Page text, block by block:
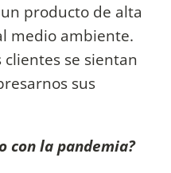
producto de alta
medio ambiente.
se sientan
sus
con la pandemia?